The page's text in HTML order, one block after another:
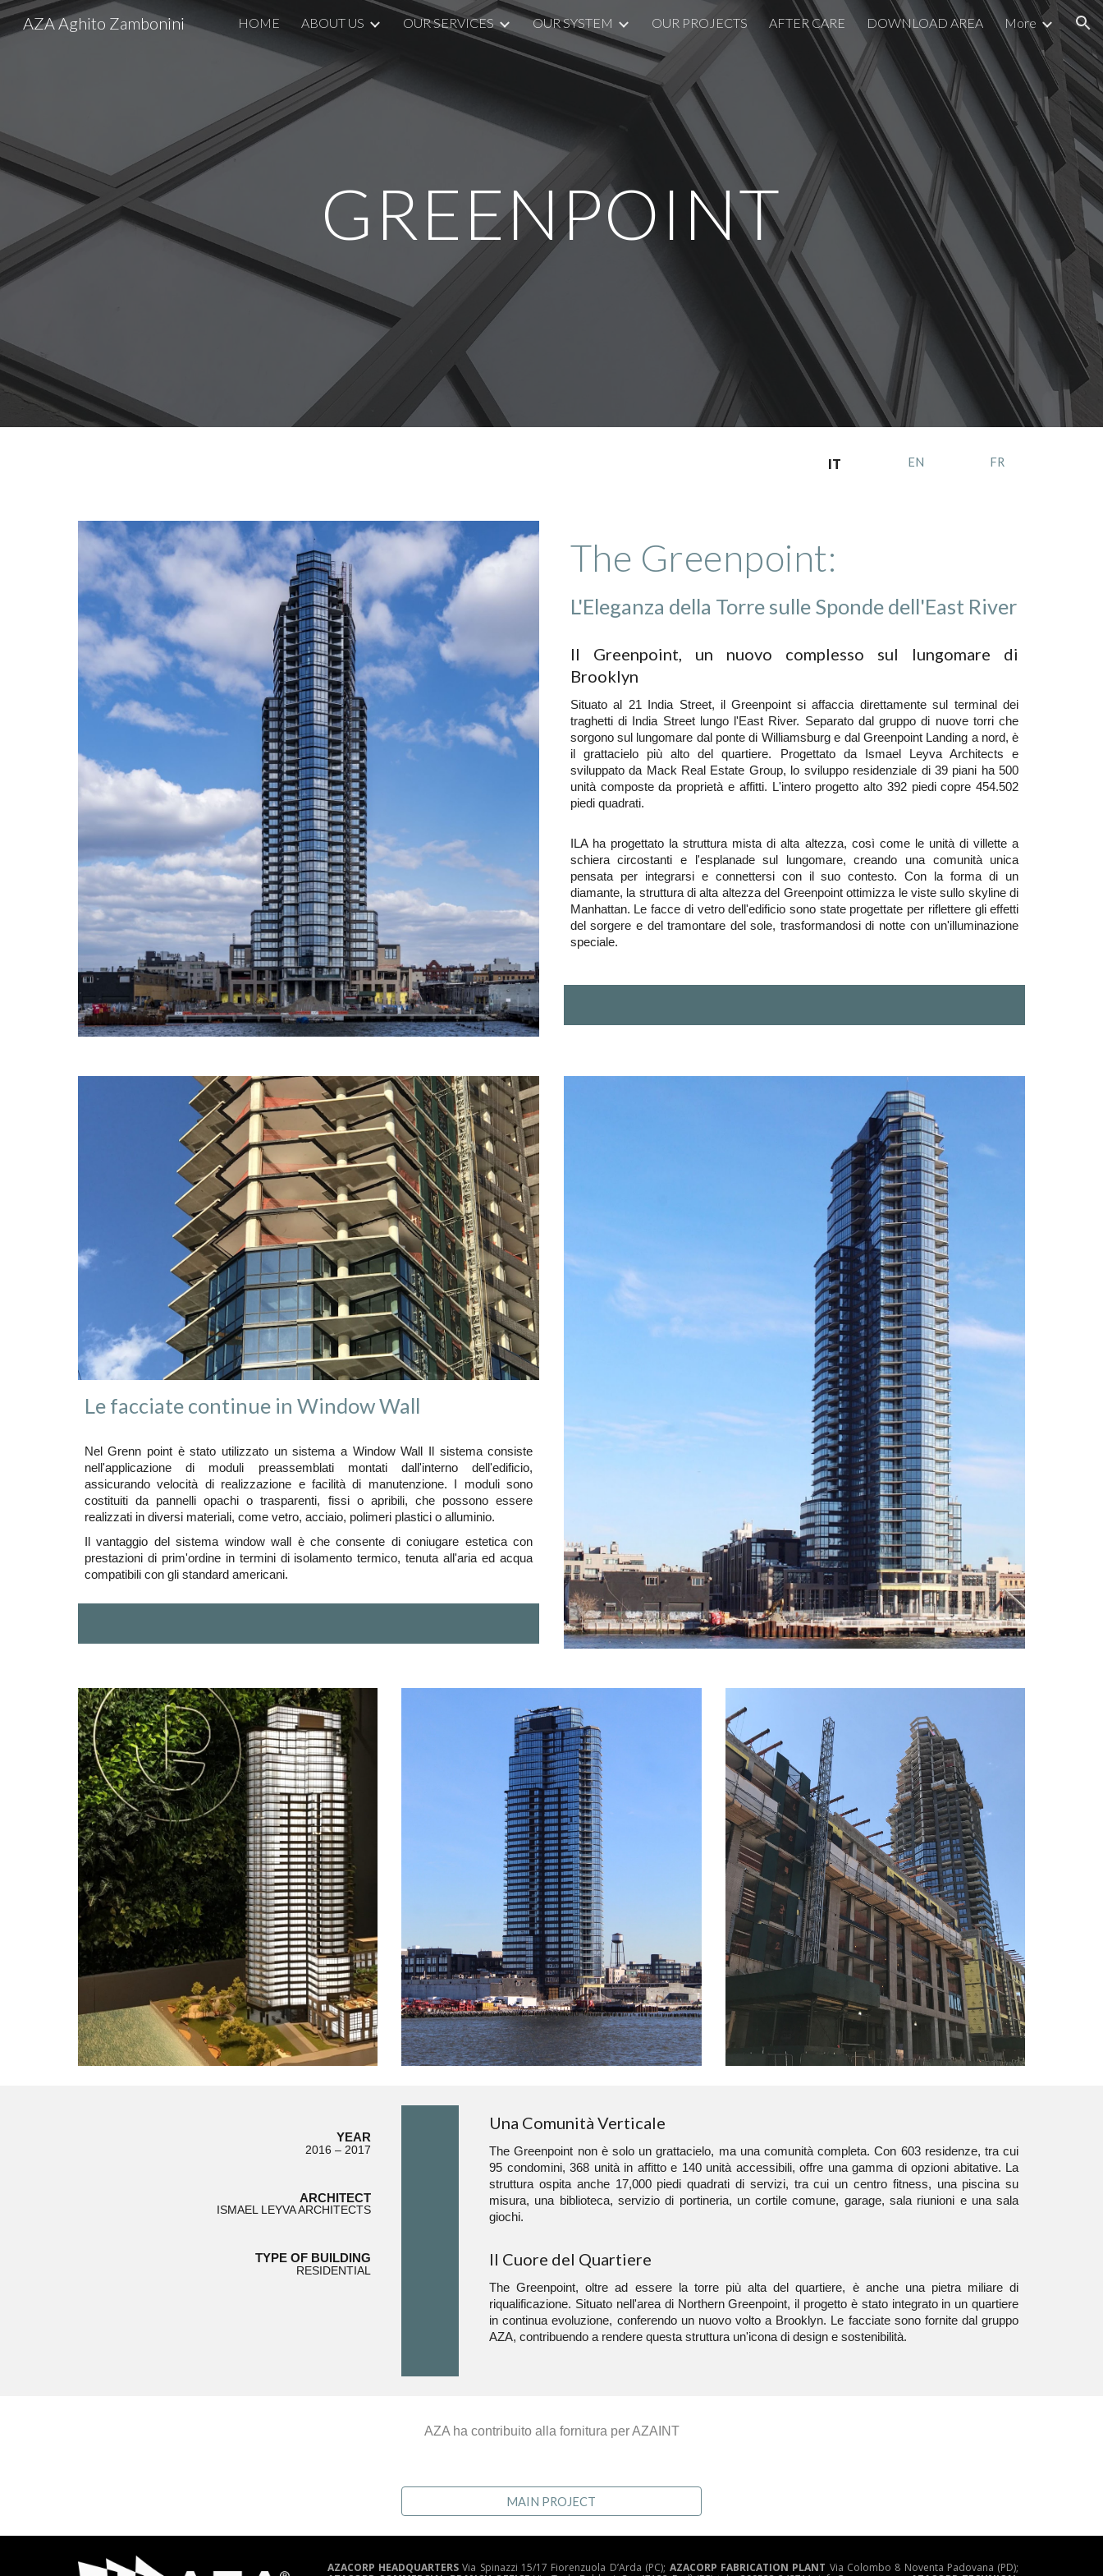
Skip to main content Skip to navigation
AZA Aghito Zambonini HOME ABOUT US OUR SERVICES OUR SYSTEM OUR PROJECTS AFTER CARE DOWNLOAD AREA More
GREENPOINT
IT EN FR
The Greenpoint:
L'Eleganza della Torre sulle Sponde dell'East River
Il Greenpoint, un nuovo complesso sul lungomare di
Brooklyn
Situato al 21 India Street, il Greenpoint si affaccia direttamente sul terminal dei
traghetti di India Street lungo l'East River. Separato dal gruppo di nuove torri che
sorgono sul lungomare dal ponte di Williamsburg e dal Greenpoint Landing a nord, è
il grattacielo più alto del quartiere. Progettato da Ismael Leyva Architects e
sviluppato da Mack Real Estate Group, lo sviluppo residenziale di 39 piani ha 500
unità composte da proprietà e affitti. L'intero progetto alto 392 piedi copre 454.502
piedi quadrati.
ILA ha progettato la struttura mista di alta altezza, così come le unità di villette a
schiera circostanti e l'esplanade sul lungomare, creando una comunità unica
pensata per integrarsi e connettersi con il suo contesto. Con la forma di un
diamante, la struttura di alta altezza del Greenpoint ottimizza le viste sullo skyline di
Manhattan. Le facce di vetro dell'edificio sono state progettate per riflettere gli effetti
del sorgere e del tramontare del sole, trasformandosi di notte con un'illuminazione
speciale.
Le facciate continue in Window Wall
Nel Grenn point è stato utilizzato un sistema a Window Wall Il sistema consiste
nell'applicazione di moduli preassemblati montati dall'interno dell'edificio,
assicurando velocità di realizzazione e facilità di manutenzione. I moduli sono
costituiti da pannelli opachi o trasparenti, fissi o apribili, che possono essere
realizzati in diversi materiali, come vetro, acciaio, polimeri plastici o alluminio.
Il vantaggio del sistema window wall è che consente di coniugare estetica con
prestazioni di prim'ordine in termini di isolamento termico, tenuta all'aria ed acqua
compatibili con gli standard americani.
YEAR
2016 – 2017
ARCHITECT
ISMAEL LEYVA ARCHITECTS
TYPE OF BUILDING
RESIDENTIAL
Una Comunità Verticale
The Greenpoint non è solo un grattacielo, ma una comunità completa. Con 603 residenze, tra cui
95 condomini, 368 unità in affitto e 140 unità accessibili, offre una gamma di opzioni abitative. La
struttura ospita anche 17,000 piedi quadrati di servizi, tra cui un centro fitness, una piscina su
misura, una biblioteca, servizio di portineria, un cortile comune, garage, sala riunioni e una sala
giochi.
Il Cuore del Quartiere
The Greenpoint, oltre ad essere la torre più alta del quartiere, è anche una pietra miliare di
riqualificazione. Situato nell'area di Northern Greenpoint, il progetto è stato integrato in un quartiere
in continua evoluzione, conferendo un nuovo volto a Brooklyn. Le facciate sono fornite dal gruppo
AZA, contribuendo a rendere questa struttura un'icona di design e sostenibilità.
AZA ha contribuito alla fornitura per AZAINT
MAIN PROJECT
AZACORP HEADQUARTERS Via Spinazzi 15/17 Fiorenzuola D’Arda (PC); AZACORP FABRICATION PLANT Via Colombo 8 Noventa Padovana (PD);